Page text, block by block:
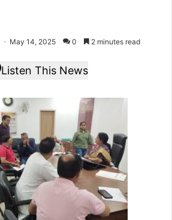
May 14, 2025 0 2 minutes read
Listen This News